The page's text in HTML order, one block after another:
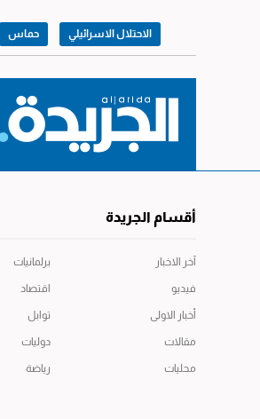
الاحتلال الاسرائيلي حماس
أقسام الجريدة
آخر الاخبار
فيديو
أخبار الاولى
مقالات
محليات
برلمانيات
اقتصاد
توابل
دوليات
رياضة